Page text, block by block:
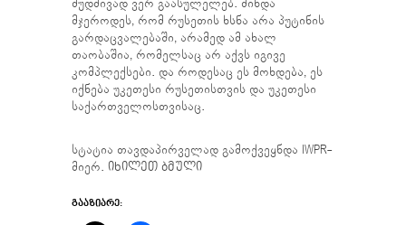
მუდმივად ვერ გაასულელებ. მინდა
მჯეროდეს, რომ რუსეთის ხსნა არა პუტინის
გარდაცვალებაში, არამედ ამ ახალ
თაობაშია, რომელსაც არ აქვს იგივე
კომპლექსები. და როდესაც ეს მოხდება, ეს
იქნება უკეთესი რუსეთისთვის და უკეთესი
საქართველოსთვისაც.
სტატია თავდაპირველად გამოქვეყნდა IWPR-
მიერ. იხილეთ ბმული
ᲒᲐᲐᲖᲘᲐᲠᲔ: